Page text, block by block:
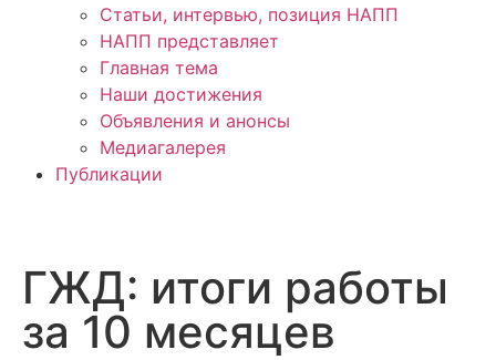
Статьи, интервью, позиция НАПП
НАПП представляет
Главная тема
Наши достижения
Объявления и анонсы
Медиагалерея
Публикации
ГЖД: итоги работы
за 10 месяцев